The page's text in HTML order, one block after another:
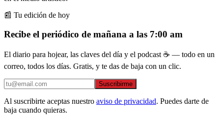
📰 Tu edición de hoy
Recibe el periódico de mañana a las 7:00 am
El diario para hojear, las claves del día y el podcast ☕ — todo en un
correo, todos los días. Gratis, y te das de baja con un clic.
Suscribirme
Al suscribirte aceptas nuestro aviso de privacidad. Puedes darte de
baja cuando quieras.